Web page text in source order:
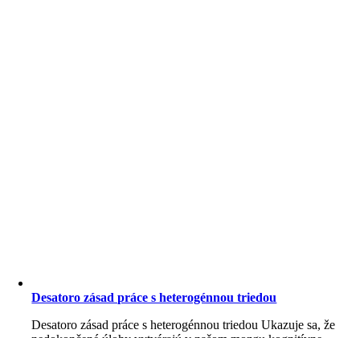
Desatoro zásad práce s heterogénnou triedou
Desatoro zásad práce s heterogénnou triedou Ukazuje sa, že